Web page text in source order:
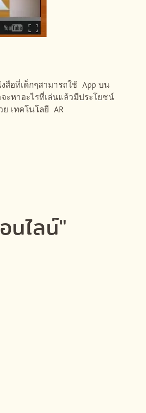
สือที่เด็กๆสามารถใช้ App บน
ะหาอะไรที่เล่นแล้วมีประโยชน์
ย เทคโนโลยี AR
นไลน์"